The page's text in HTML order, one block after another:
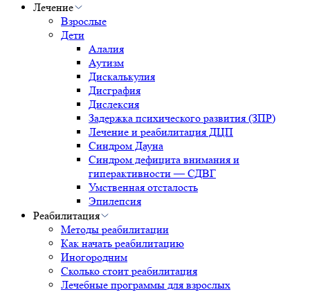
Лечение
Взрослые
Дети
Алалия
Аутизм
Дискалькулия
Дисграфия
Дислексия
Задержка психического развития (ЗПР)
Лечение и реабилитация ДЦП
Синдром Дауна
Синдром дефицита внимания и
гиперактивности — СДВГ
Умственная отсталость
Эпилепсия
Реабилитация
Методы реабилитации
Как начать реабилитацию
Иногородним
Сколько стоит реабилитация
Лечебные программы для взрослых